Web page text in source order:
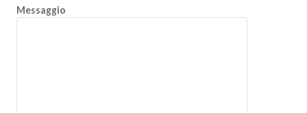
Messaggio